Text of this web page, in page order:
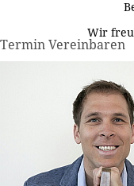
Wir
Termin Vereinbaren